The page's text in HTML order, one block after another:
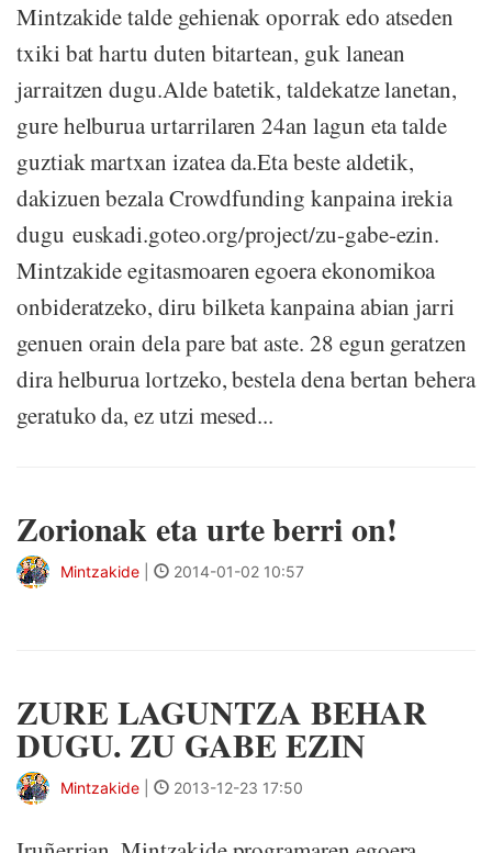
Mintzakide talde gehienak oporrak edo atseden
txiki bat hartu duten bitartean, guk lanean
jarraitzen dugu.Alde batetik, taldekatze lanetan,
gure helburua urtarrilaren 24an lagun eta talde
guztiak martxan izatea da.Eta beste aldetik,
dakizuen bezala Crowdfunding kanpaina irekia
dugu euskadi.goteo.org/project/zu-gabe-ezin.
Mintzakide egitasmoaren egoera ekonomikoa
onbideratzeko, diru bilketa kanpaina abian jarri
genuen orain dela pare bat aste. 28 egun geratzen
dira helburua lortzeko, bestela dena bertan behera
geratuko da, ez utzi mesed...
Zorionak eta urte berri on!
Mintzakide 2014-01-02 10:57
ZURE LAGUNTZA BEHAR
DUGU. ZU GABE EZIN
Mintzakide 2013-12-23 17:50